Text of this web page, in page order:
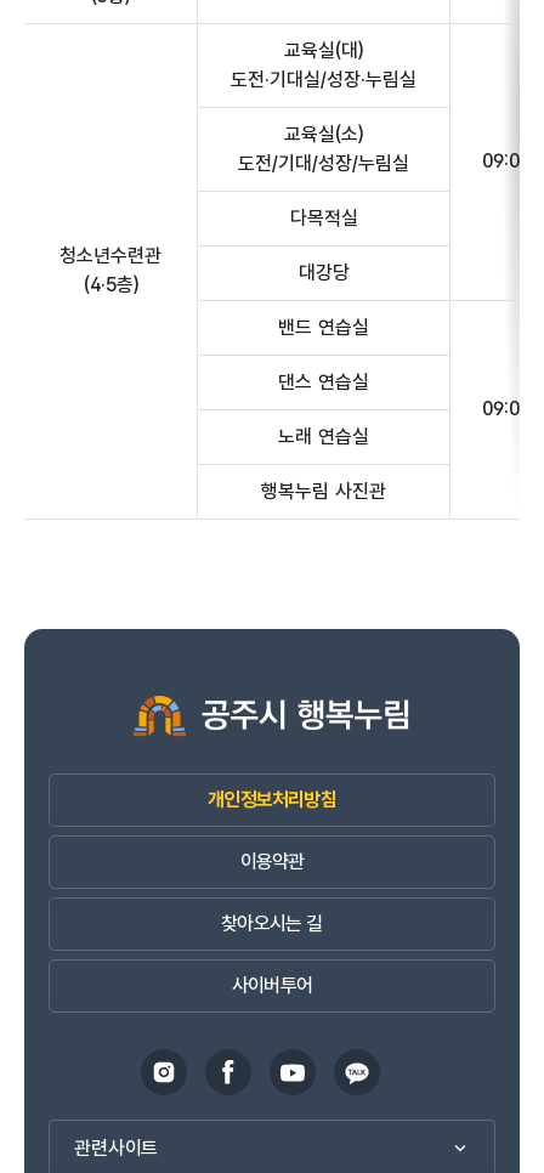
청소년수련관
(4·5층)
교육실(대)
도전·기대실/성장·누림실
교육실(소)
도전/기대/성장/누림실
다목적실
대강당
밴드 연습실
댄스 연습실
노래 연습실
행복누림 사진관
개인정보처리방침
이용약관
찾아오시는 길
사이버투어
관련사이트